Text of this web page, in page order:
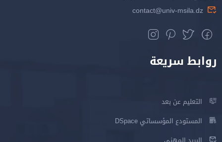
contact@univ-msila.dz
روابط سريعة
التعليم عن بعد
المستودع المؤسساتي DSpace